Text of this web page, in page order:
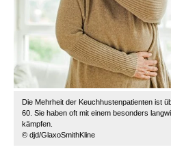
Die Mehrheit der Keuchhustenpatienten ist
60. Sie haben oft mit einem besonders
kämpfen.
© djd/GlaxoSmithKline